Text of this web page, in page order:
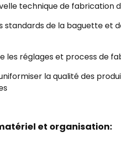
technique de fabrication
standards de la baguette et
les réglages et process de
la qualité des
et organisation: